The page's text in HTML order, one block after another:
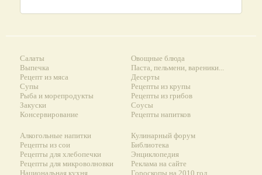
Салаты
Выпечка
Рецепт из мяса
Супы
Рыба и морепродукты
Закуски
Консервирование
Овощные блюда
Паста, пельмени, вареники...
Десерты
Рецепты из крупы
Рецепты из грибов
Соусы
Рецепты напитков
Алкогольные напитки
Рецепты из сои
Рецепты для хлебопечки
Рецепты для микроволновки
Национальная кухня
Кулинарный форум
Библиотека
Энциклопедия
Реклама на сайте
Гороскопы на 2010 год